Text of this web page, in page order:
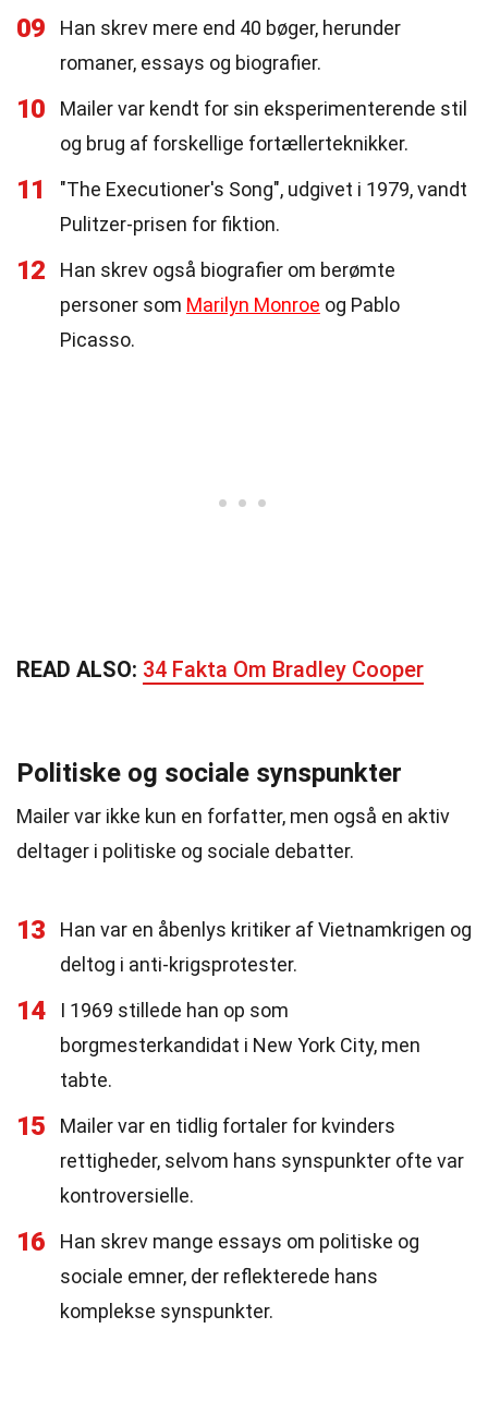
09
Han skrev mere end 40 bøger, herunder
romaner, essays og biografier.
10
Mailer var kendt for sin eksperimenterende stil
og brug af forskellige fortællerteknikker.
11
"The Executioner's Song", udgivet i 1979, vandt
Pulitzer-prisen for fiktion.
12
Han skrev også biografier om berømte
personer som Marilyn Monroe og Pablo
Picasso.
READ ALSO: 34 Fakta Om Bradley Cooper
Politiske og sociale synspunkter
Mailer var ikke kun en forfatter, men også en aktiv
deltager i politiske og sociale debatter.
13
Han var en åbenlys kritiker af Vietnamkrigen og
deltog i anti-krigsprotester.
14
I 1969 stillede han op som
borgmesterkandidat i New York City, men
tabte.
15
Mailer var en tidlig fortaler for kvinders
rettigheder, selvom hans synspunkter ofte var
kontroversielle.
16
Han skrev mange essays om politiske og
sociale emner, der reflekterede hans
komplekse synspunkter.